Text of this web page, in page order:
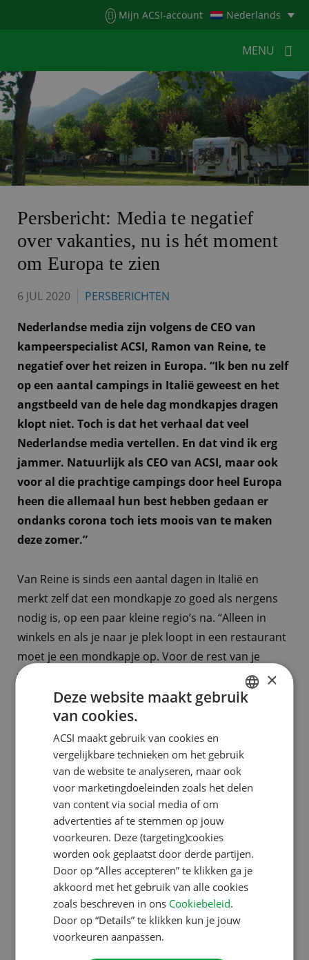
Mijn ACSI-account Nederlands
MENU
MENU
HOME VOOR KAMPEERDERS
VOOR CAMPINGSKAMPEERNIEUWS
ACSI WEBSHOP
WERKEN BIJ ACSI
CONTACT
Persbericht: Media te negatief
over vakanties, nu is hét moment
om Europa te zien
6 JUL 2020 PERSBERICHTEN
Nederlandse media zijn volgens de CEO van
kampeerspecialist ACSI, Ramon van Reine, te
negatief over het reizen in Europa. “Ik ben nu zelf
op een aantal campings in Italië geweest en het
angstbeeld van de hele dag mondkapjes dragen
klopt niet. Toch is dat het verhaal dat veel
Nederlandse media vertellen. En dat vind ik erg
jammer. Natuurlijk als CEO van ACSI, maar ook
voor al die prachtige campings door heel Europa
heen die allemaal hun best hebben gedaan er
ondanks corona toch iets moois van te maken
deze zomer.”
Van Reine is sinds een aantal dagen in Italië en
merkt zelf dat een mondkapje zo goed als nergens
nodig is, op een paar kleine regio’s na. “Alleen in
winkels en als je naar je plek loopt in een restaurant
moet je een mondkapje op. Voor de rest van je
vakantie niet. Op het strand hoef je geen mondkapje
op en heb je alle ruimte. Nu is het hét moment om
te genieten”, wil Van Reine het liefst over de daken
schreeuwen.
Nu is de kans om Europa te ontdekken
Dat Nederlandse toeristen nu misschien wel een
unieke kans laten liggen geldt volgens Van Reine ook
voor het bezoeken van populaire bestemmingen. “In
de mooiste plaatsen ter wereld is het nu voor de
verandering eens rustig. Juist nu kun je steden als
Florence en Venetië ontdekken. Je hebt die steden bij
wijze van spreken voor jezelf! Of rijd eens een keer
zonder files rond het Gardameer. Omdat de horeca
open is kun je gewoon genieten van een echt
GERMAN
SPANISH
SWEDISH
×
Deze website maakt gebruik
van cookies.
ACSI maakt gebruik van cookies en
vergelijkbare technieken om het gebruik
van de website te analyseren, maar ook
voor marketingdoeleinden zoals het delen
van content via social media of om
advertenties af te stemmen op jouw
voorkeuren. Deze (targeting)cookies
worden ook geplaatst door derde partijen.
Door op “Alles accepteren” te klikken ga je
akkoord met het gebruik van alle cookies
zoals beschreven in ons Cookiebeleid.
Door op “Details” te klikken kun je jouw
voorkeuren aanpassen.